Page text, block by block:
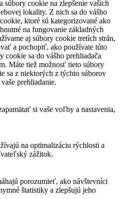
cookie na zlepšenie vašich
lokality. Z nich sa do vášho
ktoré sú kategorizované ako
na fungovanie základných
aj súbory cookie tretích strán,
a pochopiť, ako používate túto
sa do vášho prehliadača
Máte tiež možnosť tieto súbory
sa z niektorých z týchto súborov
prehliadanie.
si vaše voľby a nastavenia,
na optimalizáciu rýchlosti a
zážitok.
porozumieť, ako návštevníci
štatistiky a zlepšujú jeho